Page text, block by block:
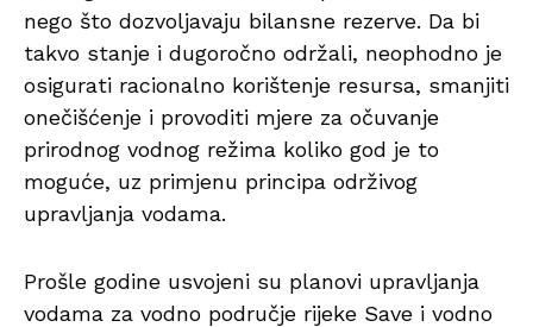
nego što dozvoljavaju bilansne rezerve. Da bi
takvo stanje i dugoročno održali, neophodno je
osigurati racionalno korištenje resursa, smanjiti
onečišćenje i provoditi mjere za očuvanje
prirodnog vodnog režima koliko god je to
moguće, uz primjenu principa održivog
upravljanja vodama.
Prošle godine usvojeni su planovi upravljanja
vodama za vodno područje rijeke Save i vodno